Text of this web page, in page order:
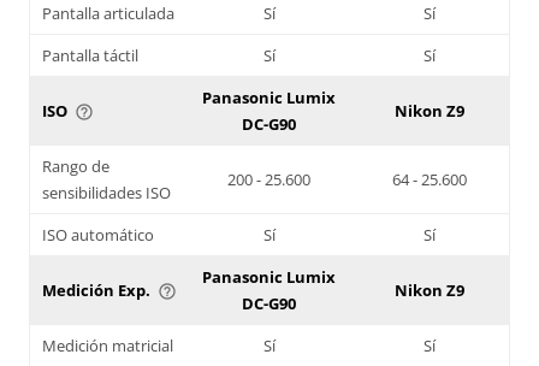
Pantalla articulada Sí
Sí
Pantalla táctil
Sí Sí
ISO help_outline
Panasonic Lumix
DC-G90
Nikon Z9
Rango de
sensibilidades ISO
200 - 25.600 64 - 25.600
ISO automático Sí Sí
Medición Exp. help_outline
Panasonic Lumix
DC-G90
Nikon Z9
Medición matricial Sí
Sí